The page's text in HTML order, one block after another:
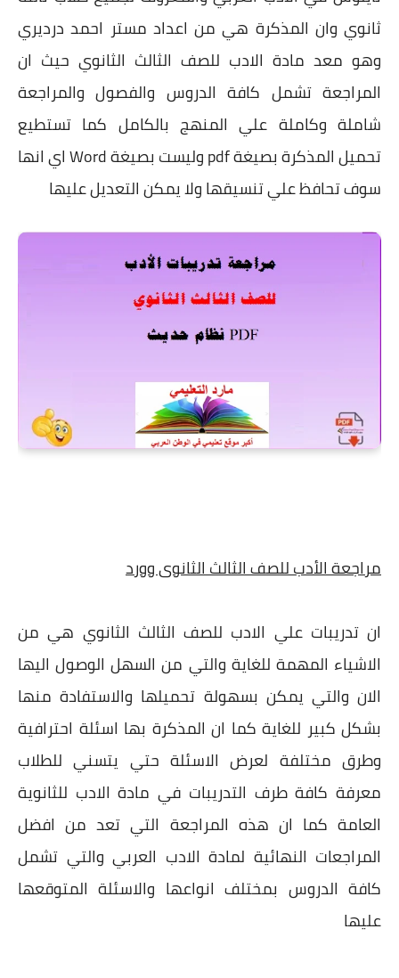
ثانوي وان المذكرة هي من اعداد مستر احمد درديري
وهو معد مادة الادب للصف الثالث الثانوي حيث ان
المراجعة تشمل كافة الدروس والفصول والمراجعة
شاملة وكاملة علي المنهج بالكامل كما تستطيع
تحميل المذكرة بصيغة pdf وليست بصيغة Word اي انها
سوف تحافظ علي تنسيقها ولا يمكن التعديل عليها
مراجعة الأدب للصف الثالث الثانوى وورد
ان تدريبات علي الادب للصف الثالث الثانوي هي من
الاشياء المهمة للغاية والتي من السهل الوصول اليها
الان والتي يمكن بسهولة تحميلها والاستفادة منها
بشكل كبير للغاية كما ان المذكرة بها اسئلة احترافية
وطرق مختلفة لعرض الاسئلة حتي يتسني للطلاب
معرفة كافة طرف التدريبات في مادة الادب للثانوية
العامة كما ان هذه المراجعة التي تعد من افضل
المراجعات النهائية لمادة الادب العربي والتي تشمل
كافة الدروس بمختلف انواعها والاسئلة المتوقعها
عليها